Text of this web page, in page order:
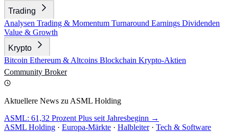
Trading
Analysen Trading & Momentum Turnaround Earnings Dividenden
Value & Growth
Krypto
Bitcoin Ethereum & Altcoins Blockchain Krypto-Aktien
Community Broker
Aktuellere News zu ASML Holding
ASML: 61,32 Prozent Plus seit Jahresbeginn →
ASML Holding · Europa-Märkte · Halbleiter · Tech & Software